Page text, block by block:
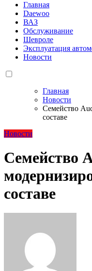
Главная
Daewoo
ВАЗ
Обслуживание
Шевроле
Эксплуатация
Новости
Главная
Новости
Семейство
составе
Новости
Семейство
составе